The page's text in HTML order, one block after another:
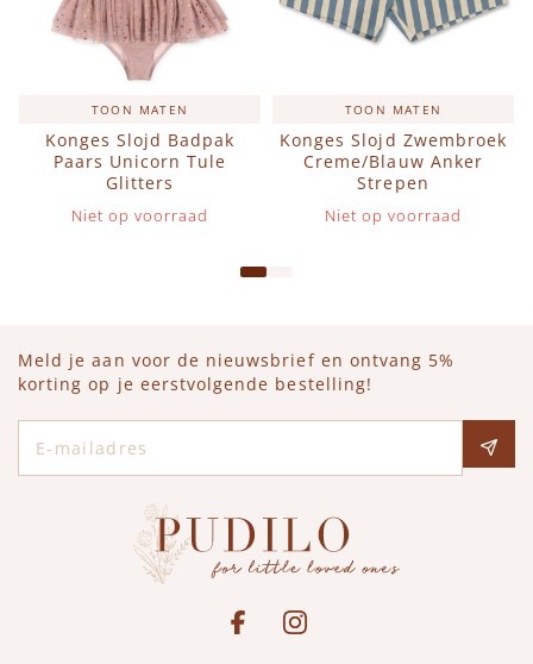
TOON MATEN
Konges Slojd Badpak
Paars Unicorn Tule
Glitters
Niet op voorraad
TOON MATEN
Konges Slojd Zwembroek
Creme/Blauw Anker
Strepen
Niet op voorraad
Meld je aan voor de nieuwsbrief en ontvang 5%
korting op je eerstvolgende bestelling!
See our FacebookBekijk onze Instagram pagina